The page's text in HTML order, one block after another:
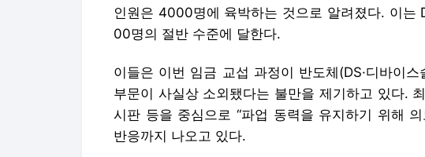
인원은 4000명에 육박하는 것으로 알려졌다. 이
00명의 절반 수준에 달한다.
이들은 이번 임금 교섭 과정이 반도체(DS·디바이
부문이 사실상 소외됐다는 불만을 제기하고 있다.
시판 등을 중심으로 “파업 동력을 유지하기 위해
반응까지 나오고 있다.